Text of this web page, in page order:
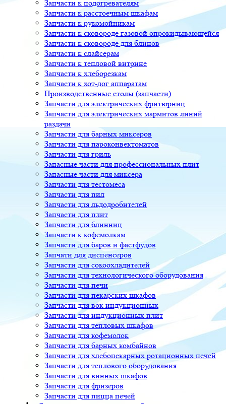
Запчасти к подогревателям
Запчасти к расстоечным шкафам
Запчасти к рукомойникам
Запчасти к сковороде газовой опрокидывающейся
Запчасти к сковороде для блинов
Запчасти к слайсерам
Запчасти к тепловой витрине
Запчасти к хлеборезкам
Запчасти к хот-дог аппаратам
Производственные столы (запчасти)
Запчасти для электрических фритюрниц
Запчасти для электрических мармитов линий
раздачи
Запчасти для барных миксеров
Запчасти для пароконвектоматов
Запчасти для гриль
Запасные части для профессиональных плит
Запасные части для миксера
Запчасти для тестомеса
Запчасти для пил
Запчасти для льдодробителей
Запчасти для плит
Запчасти для блинниц
Запчасти к кофемолкам
Запчасти для баров и фастфудов
Запчати для диспенсеров
Запчасти для сокоохладителей
Запчасти для технологического оборудования
Запчасти для печи
Запчасти для пекарских шкафов
Запчасти для вок индукционных
Запчасти для индукционных плит
Запчасти для тепловых шкафов
Запчасти для кофемолок
Запчасти для барных комбайнов
Запчасти для хлебопекарных ротационных печей
Запчасти для теплового оборудования
Запчасти для винных шкафов
Запчасти для фризеров
Запчасти для пицца печей